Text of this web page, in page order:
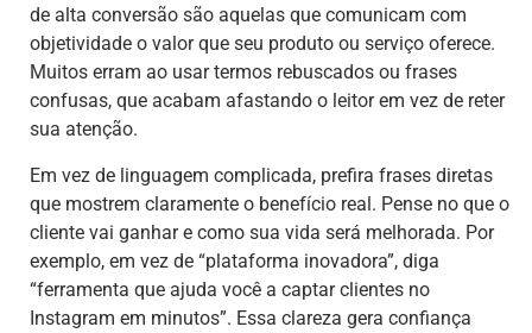
de alta conversão são aquelas que comunicam com
objetividade o valor que seu produto ou serviço oferece.
Muitos erram ao usar termos rebuscados ou frases
confusas, que acabam afastando o leitor em vez de reter
sua atenção.
Em vez de linguagem complicada, prefira frases diretas
que mostrem claramente o benefício real. Pense no que o
cliente vai ganhar e como sua vida será melhorada. Por
exemplo, em vez de “plataforma inovadora”, diga
“ferramenta que ajuda você a captar clientes no
Instagram em minutos”. Essa clareza gera confiança